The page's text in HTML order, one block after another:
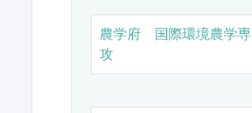
農学府 国際環境農学専
攻